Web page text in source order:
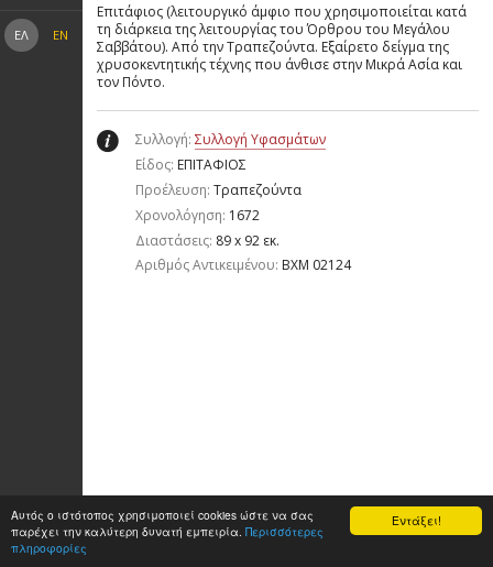
Εντάξει!
Αυτός ο ιστότοπος χρησιμοποιεί cookies ώστε να σας
παρέχει την καλύτερη δυνατή εμπειρία. Περισσότερες
πληροφορίες
ΕΛ EN
Επιτάφιος (λειτουργικό άμφιο που χρησιμοποιείται κατά
τη διάρκεια της λειτουργίας του Όρθρου του Μεγάλου
Σαββάτου). Από την Τραπεζούντα. Εξαίρετο δείγµα της
χρυσοκεντητικής τέχνης που άνθισε στην Μικρά Ασία και
τον Πόντο.
Συλλογή: Συλλογή Υφασμάτων
Είδος: ΕΠΙΤΑΦΙΟΣ
Προέλευση: Τραπεζούντα
Χρονολόγηση: 1672
Διαστάσεις: 89 x 92 εκ.
Aριθμός Αντικειμένου: ΒΧΜ 02124